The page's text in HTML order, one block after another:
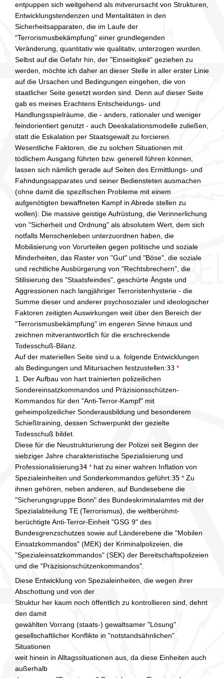
entpuppen sich weitgehend als mitverursacht von Strukturen,
Entwicklungstendenzen und Mentalitäten in den
Sicherheitsapparaten, die im Laufe der
"Terrorismusbekämpfung" einer grundlegenden
Veränderung, quantitativ wie qualitativ, unterzogen wurden.
Selbst auf die Gefahr hin, der "Einseitigkeit" geziehen zu
werden, möchte ich daher an dieser Stelle in aller erster Linie
auf die Ursachen und Bedingungen eingehen, die von
staatlicher Seite gesetzt worden sind. Denn auf dieser Seite
gab es meines Erachtens Entscheidungs- und
Handlungsspielräume, die - anders, rationaler und weniger
feindorientiert genutzt - auch Deeskalationsmodelle zuließen,
statt die Eskalation per Staatsgewalt zu forcieren.
Wesentliche Faktoren, die zu solchen Situationen mit
tödlichem Ausgang führten bzw. generell führen können,
lassen sich nämlich gerade auf Seiten des Ermittlungs- und
Fahndungsapparates und seiner Bediensteten ausmachen
(ohne damit die spezifischen Probleme mit einem
aufgenötigten bewaffneten Kampf in Abrede stellen zu
wollen): Die massive geistige Aufrüstung, die Verinnerlichung
von "Sicherheit und Ordnung" als absolutem Wert, dem sich
notfalls Menschenleben unterzuordnen haben, die
Mobilisierung von Vorurteilen gegen politische und soziale
Minderheiten, das Raster von "Gut" und "Böse", die soziale
und rechtliche Ausbürgerung von "Rechtsbrechern", die
Stilisierung des "Staatsfeindes", geschürte Ängste und
Aggressionen nach langjähriger Terroristenhysterie - die
Summe dieser und anderer psychosozialer und ideologischer
Faktoren zeitigten Auswirkungen weit über den Bereich der
"Terrorismusbekämpfung" im engeren Sinne hinaus und
zeichnen mitverantwortlich für die erschreckende
Todesschuß-Bilanz.
Auf der materiellen Seite sind u.a. folgende Entwicklungen
als Bedingungen und Mitursachen festzustellen:33 *
1. Der Aufbau von hart trainierten polizeilichen
Sondereinsatzkommandos und Präzisionsschützen-
Kommandos für den "Anti-Terror-Kampf" mit
geheimpolizeilicher Sonderausbildung und besonderem
Schießtraining, dessen Schwerpunkt der gezielte
Todesschuß bildet.
Diese für die Neustrukturierung der Polizei seit Beginn der
siebziger Jahre charakteristische Spezialisierung und
Professionalisierung34 * hat zu einer wahren Inflation von
Spezialeinheiten und Sonderkommandos geführt:35 * Zu
ihnen gehören, neben anderen, auf Bundesebene die
"Sicherungsgruppe Bonn" des Bundeskriminalamtes mit der
Spezialabteilung TE (Terrorismus), die weltberühmt-
berüchtigte Anti-Terror-Einheit "GSG 9" des
Bundesgrenzschutzes sowie auf Länderebene die "Mobilen
Einsatzkommandos" (MEK) der Kriminalpolizeien, die
"Spezialeinsatzkommandos" (SEK) der Bereitschaftspolizeien
und die "Präzisionschützenkommandos".
Diese Entwicklung von Spezialeinheiten, die wegen ihrer
Abschottung und von der
Struktur her kaum noch öffentlich zu kontrollieren sind, dehnt
den damit
gewählten Vorrang (staats-) gewaltsamer "Lösung"
gesellschaftlicher Konflikte in "notstandsähnlichen"
Situationen
weit hinein in Alltagssituationen aus, da diese Einheiten auch
außerhalb